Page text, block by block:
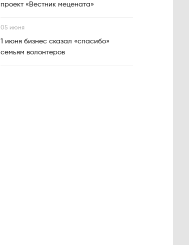
проект «Вестник мецената»
05 июня
1 июня бизнес сказал «спасибо»
семьям волонтеров